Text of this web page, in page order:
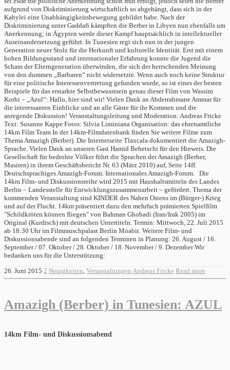
aufgrund von Diskriminierung wirtschaftlich so abgehängt, dass sich in der
Kabylei eine Unabhängigkeitsbewegung gebildet habe. Nach der
Diskriminierung unter Gaddafi kämpften die Berber in Libyen nun ebenfalls um
Anerkennung; in Ägypten werde dieser Kampf hauptsächlich in intellektueller
Auseinandersetzung geführt. In Tunesien regt sich nun in der jungen
Generation neuer Stolz für die Herkunft und kulturelle Identität. Erst mit einem
hohen Bildungsstand und internationaler Erfahrung konnte die Jugend die
Scham der Elterngeneration überwinden, die sich der herrschenden Meinung
von den dummen „Barbaren“ nicht widersetzte. Wenn auch noch keine Struktur
für eine politische Interessenvertretung gefunden wurde, so ist eines der besten
Beispiele für das erstarkte Selbstbewusstsein genau dieser Film von Wassim
Korbi – „Azul“: Hallo, hier sind wir! Vielen Dank an Abderrahmane Ammar für
die interessanten Einblicke und an alle Gäste für ihr Kommen und die
anregende Diskussion! Veranstaltungsleitung und Moderation: Andreas Fricke
Text: Susanne Kappe Fotos: Silvia Liminiana Organisation: das ehrenamtliche
14km Film Team In der 14km-Filmdatenbank finden Sie weitere Filme zum
Thema Amazigh (Berber). Die Internetseite Tlaxcala dokumentiert die Amazigh-
Sprache. Vielen Dank an unseren Gast Hamid Behetschi für den Hinweis. Die
Gesellschaft für bedrohte Völker führt die Sprachen der Amazigh (Berber,
Masiren) in ihrem Geschäftsbericht Nr. 63 (März 2010) auf, Seite 14ff.
Deutschsprachiges Amazigh-Forum. Internationales Amazigh-Forum. Die
14km Film- und Diskussionsreihe wird 2015 mit Haushaltsmitteln des Landes
Berlin – Landesstelle für Entwicklungszusammenarbeit – gefördert. Thema der
kommenden Veranstaltung sind KINDER des Nahen Ostens im (Bürger-) Krieg
und auf der Flucht. 14km präsentiert dazu den mehrfach prämierten Spielfilm
"Schildkröten können fliegen" von Bahman Ghobadi (Iran/Irak 2005) im
Original (Kurdisch) mit deutschen Untertiteln. Termin: Mittwoch, 22. Juli 2015
ab 18:30 Uhr im Filmrauschpalast Berlin Moabit. Weitere Film- und
Diskussionsabende sind an folgenden Terminen in Planung: 26. August / 16.
September / 07. Oktober / 28. Oktober / 18. November / 9. Dezember Wir
bedanken uns für die Unterstützung:
26. Juni 2015 2 Neuigkeiten Veranstaltungen Andreas Fricke Read more
Amazigh (Berber) in Tunesien: AZUL
14km Film- und Diskussionsabend